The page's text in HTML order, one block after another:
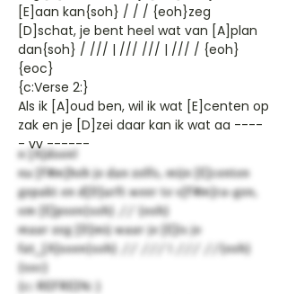
[E]aan kan{soh} / / / {eoh}zeg
[D]schat, je bent heel wat van [A]plan
dan{soh} / /// | /// /// | /// / {eoh}
{eoc}
{c:Verse 2:}
Als ik [A]oud ben, wil ik wat [E]centen op
zak en je [D]zei daar kan ik wat aa ----
- vv ------
n [A]doen!
nu [F#m]heb je dan zelfs, mijn [E]centen
gepakt en d[D]urft weer te v[F#m]ra-gen,
om [E]poen{soh} // {eoh}
maar zeg [D]mij waar je [E]is je
fat_[A]soen{soh} // /// | /// //{eoh}
{soc}
{c: REFREIN: }